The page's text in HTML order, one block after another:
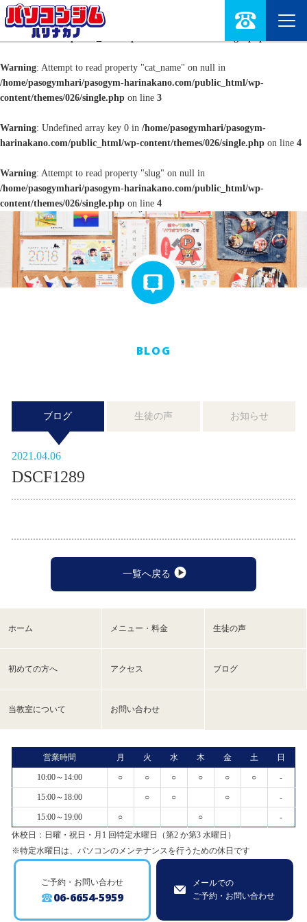
Warning: Undefined array key 0 in
/home/pasogymhari/pasogym-
harinakano.com/public_html/wp-content/themes/026/single.php
Warning: Attempt to read property "cat_name" on null in
/home/pasogymhari/pasogym-harinakano.com/public_html/wp-
content/themes/026/single.php on line 3
Warning: Undefined array key 0 in /home/pasogymhari/pasogym-
harinakano.com/public_html/wp-content/themes/026/single.php on line 4
Warning: Attempt to read property "slug" on null in
/home/pasogymhari/pasogym-harinakano.com/public_html/wp-
content/themes/026/single.php on line 4
BLOG
ブログ 生徒の声 お知らせ
2021.04.06
DSCF1289
一覧へ戻る
ホーム
初めての方へ
当教室について
メニュー・料金
アクセス
お問い合わせ
生徒の声
ブログ
営業時間 月 火 水 木 金 土 日
10:00～14:00 ○ ○ ○ ○ ○ ○ -
15:00～18:00 ○ ○ ○ -
15:00～19:00 ○ ○ -
休校日：日曜・祝日・月1 回特定水曜日（第2 か第3 水曜日）
※特定水曜日は、パソコンのメンテナンスを行うための休日です
ご予約・お問い合わせ
06-6654-5959
メールでの
ご予約・お問い合わせ